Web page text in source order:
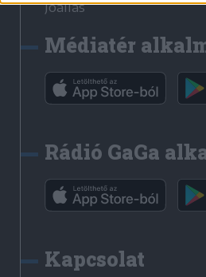
Jóállás
Médiatér
Rádió GaGa
Kapcsolat